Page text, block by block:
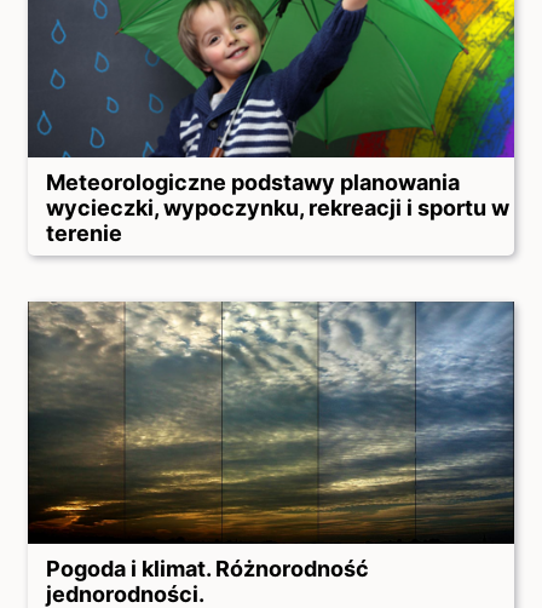
Meteorologiczne podstawy planowania
wycieczki, wypoczynku, rekreacji i sportu w
terenie
Pogoda i klimat. Różnorodność
jednorodności.